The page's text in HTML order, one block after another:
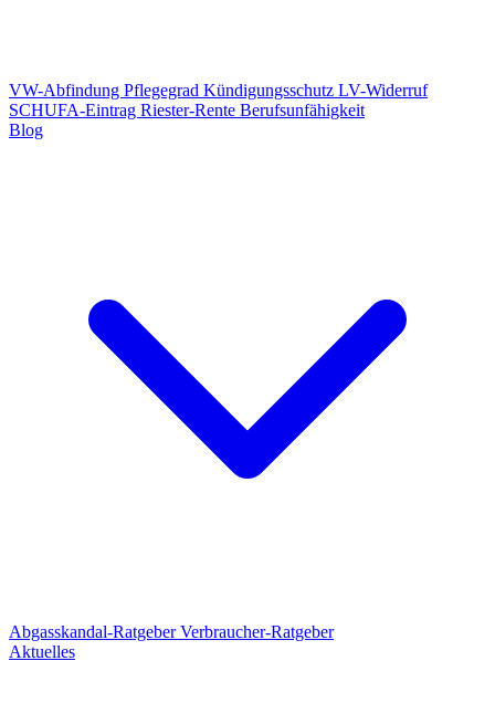
VW-Abfindung Pflegegrad Kündigungsschutz LV-Widerruf
SCHUFA-Eintrag Riester-Rente Berufsunfähigkeit
Blog
Abgasskandal-RatgeberVerbraucher-Ratgeber
Aktuelles